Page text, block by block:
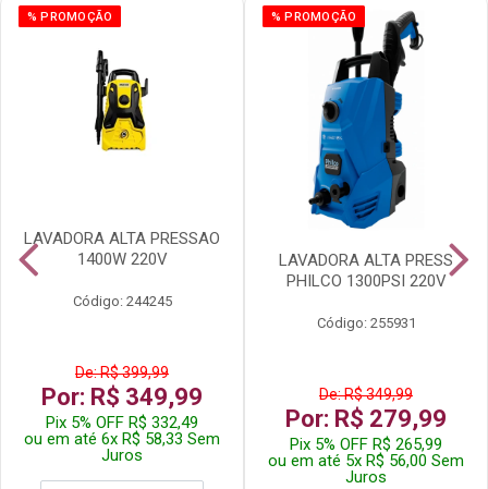
% PROMOÇÃO
LAVADORA ALTA PRESSAO
1400W 220V
Código: 244245
De: R$ 399,99
Por: R$ 349,99
Pix 5% OFF R$ 332,49
ou em até 6x R$ 58,33 Sem
Juros
% PROMOÇÃO
LAVADORA ALTA PRESS
PHILCO 1300PSI 220V
Código: 255931
De: R$ 349,99
Por: R$ 279,99
Pix 5% OFF R$ 265,99
ou em até 5x R$ 56,00 Sem
Juros